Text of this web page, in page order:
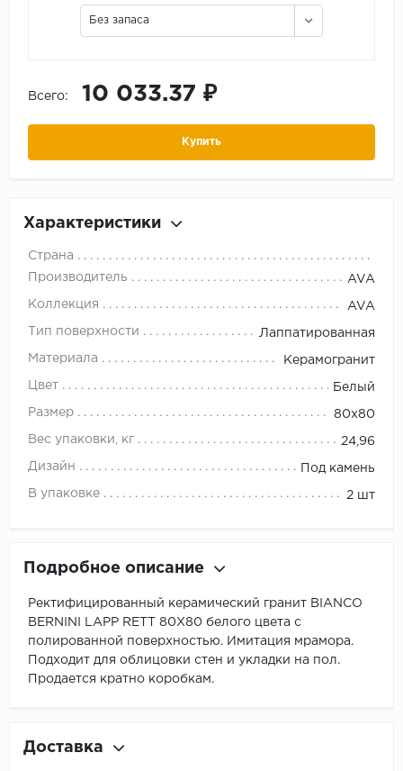
Без запаса
Всего: 10 033.37 ₽
Купить
Характеристики
Страна
Производитель
AVA
Коллекция AVA
Тип поверхности Лаппатированная
Материала Керамогранит
Цвет Белый
Размер 80x80
Вес упаковки, кг 24,96
Дизайн Под камень
В упаковке 2 шт
Подробное описание
Ректифицированный керамический гранит BIANCO
BERNINI LAPP RETT 80X80 белого цвета с
полированной поверхностью. Имитация мрамора.
Подходит для облицовки стен и укладки на пол.
Продается кратно коробкам.
Доставка